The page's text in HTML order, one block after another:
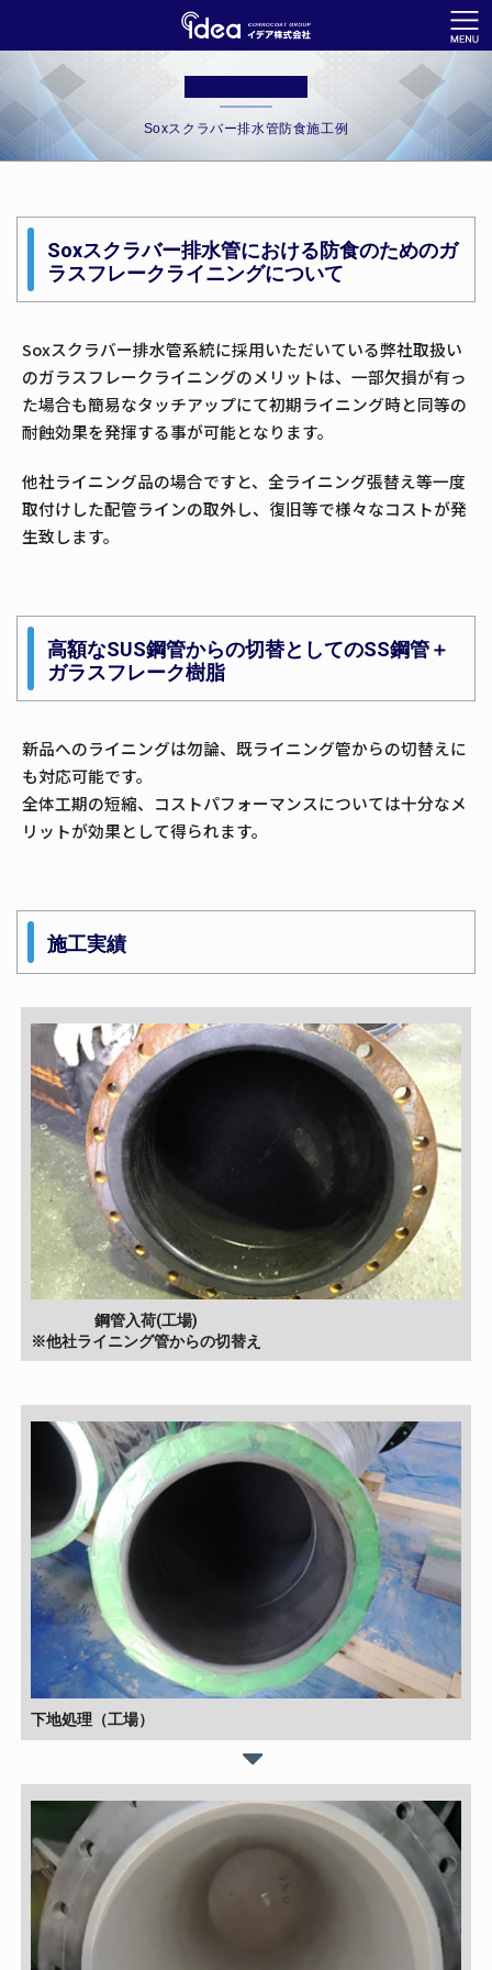
Soxスクラバー排水管防食施工例
Soxスクラバー排水管における防食のためのガ
ラスフレークライニングについて
Soxスクラバー排水管系統に採用いただいている弊社取扱い
のガラスフレークライニングのメリットは、一部欠損が有っ
た場合も簡易なタッチアップにて初期ライニング時と同等の
耐蝕効果を発揮する事が可能となります。
他社ライニング品の場合ですと、全ライニング張替え等一度
取付けした配管ラインの取外し、復旧等で様々なコストが発
生致します。
高額なSUS鋼管からの切替としてのSS鋼管＋
ガラスフレーク樹脂
新品へのライニングは勿論、既ライニング管からの切替えに
も対応可能です。
全体工期の短縮、コストパフォーマンスについては十分なメ
リットが効果として得られます。
施工実績
鋼管入荷(工場)
※他社ライニング管からの切替え
下地処理（工場）